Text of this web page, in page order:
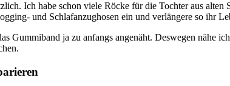
Ich habe schon viele Röcke für die Tochter aus
und Schlafanzughosen ein und verlängere so ihr
Gummiband ja zu anfangs angenäht. Deswegen nähe